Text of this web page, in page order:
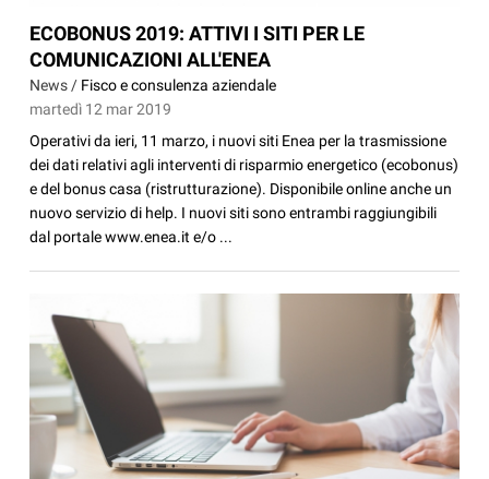
ECOBONUS 2019: ATTIVI I SITI PER LE
COMUNICAZIONI ALL'ENEA
News / Fisco e consulenza aziendale
martedì 12 mar 2019
Operativi da ieri, 11 marzo, i nuovi siti Enea per la trasmissione
dei dati relativi agli interventi di risparmio energetico (ecobonus)
e del bonus casa (ristrutturazione). Disponibile online anche un
nuovo servizio di help. I nuovi siti sono entrambi raggiungibili
dal portale www.enea.it e/o ...